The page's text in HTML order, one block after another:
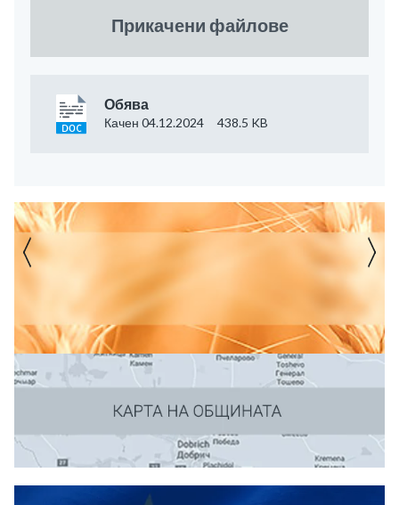
Прикачени файлове
Обява
Качен 04.12.2024 438.5 KB